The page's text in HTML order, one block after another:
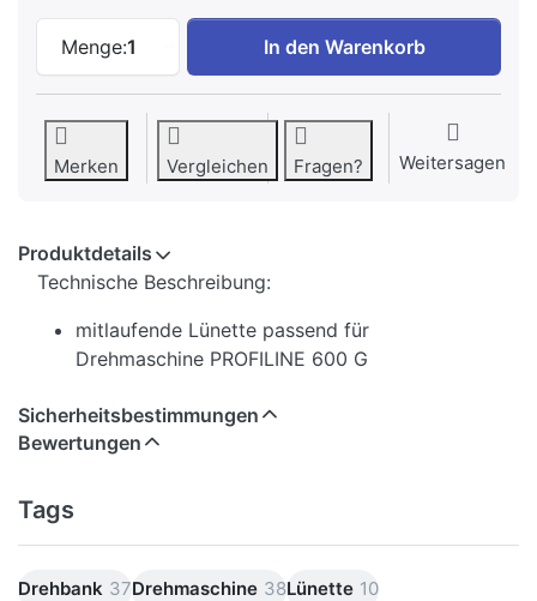
Menge:1
mitlaufende Lünette für Drehmaschine
In den Warenkorb
Merken Vergleichen Fragen? Weitersagen
Produktdetails
Technische Beschreibung:
mitlaufende Lünette passend für
Drehmaschine PROFILINE 600 G
Sicherheitsbestimmungen
Bewertungen
Tags
Drehbank 37Drehmaschine 38Lünette 10